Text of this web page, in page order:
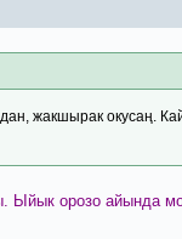
жакшырак окусаң.
Ыйык орозо айында